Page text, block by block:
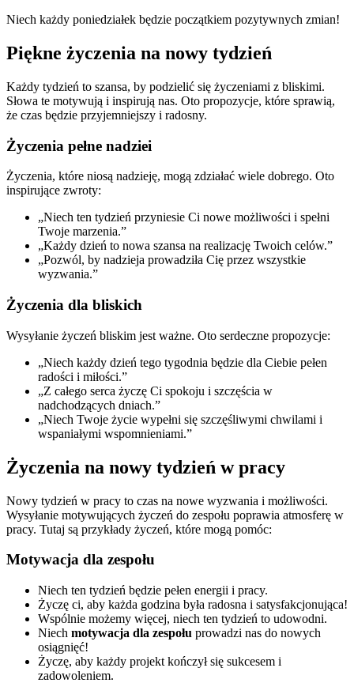
Niech każdy poniedziałek będzie początkiem pozytywnych zmian!
Piękne życzenia na nowy tydzień
Każdy tydzień to szansa, by podzielić się życzeniami z bliskimi.
Słowa te motywują i inspirują nas. Oto propozycje, które sprawią,
że czas będzie przyjemniejszy i radosny.
Życzenia pełne nadziei
Życzenia, które niosą nadzieję, mogą zdziałać wiele dobrego. Oto
inspirujące zwroty:
„Niech ten tydzień przyniesie Ci nowe możliwości i spełni
Twoje marzenia.”
„Każdy dzień to nowa szansa na realizację Twoich celów.”
„Pozwól, by nadzieja prowadziła Cię przez wszystkie
wyzwania.”
Życzenia dla bliskich
Wysyłanie życzeń bliskim jest ważne. Oto serdeczne propozycje:
„Niech każdy dzień tego tygodnia będzie dla Ciebie pełen
radości i miłości.”
„Z całego serca życzę Ci spokoju i szczęścia w
nadchodzących dniach.”
„Niech Twoje życie wypełni się szczęśliwymi chwilami i
wspaniałymi wspomnieniami.”
Życzenia na nowy tydzień w pracy
Nowy tydzień w pracy to czas na nowe wyzwania i możliwości.
Wysyłanie motywujących życzeń do zespołu poprawia atmosferę w
pracy. Tutaj są przykłady życzeń, które mogą pomóc:
Motywacja dla zespołu
Niech ten tydzień będzie pełen energii i pracy.
Życzę ci, aby każda godzina była radosna i satysfakcjonująca!
Wspólnie możemy więcej, niech ten tydzień to udowodni.
Niech motywacja dla zespołu prowadzi nas do nowych
osiągnięć!
Życzę, aby każdy projekt kończył się sukcesem i
zadowoleniem.